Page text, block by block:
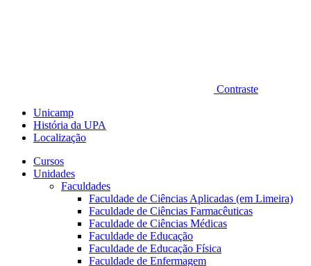
Contraste
Unicamp
História da UPA
Localização
Cursos
Unidades
Faculdades
Faculdade de Ciências Aplicadas (em Limeira)
Faculdade de Ciências Farmacêuticas
Faculdade de Ciências Médicas
Faculdade de Educação
Faculdade de Educação Física
Faculdade de Enfermagem